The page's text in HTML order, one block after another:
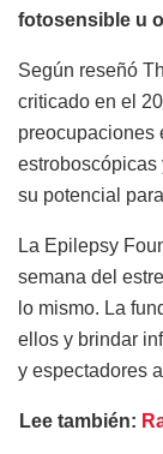
fotosensible u
Según reseñó
criticado en el
preocupaciones
estroboscópicas
su potencial
La Epilepsy
semana del
lo mismo. La
ellos y brindar
y espectadores
Lee también: